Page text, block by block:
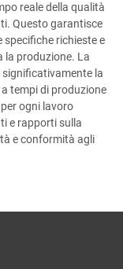
reale della qualità
Questo garantisce
richieste e
produzione. La
la
tempi di produzione
ogni lavoro
e rapporti sulla
e conformità agli